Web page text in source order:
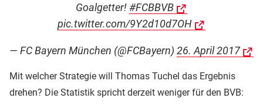
Goalgetter!#FCBBVB
pic.twitter.com/9Y2d10d7OH
— FC Bayern München (@FCBayern) 26. April 2017
Mit welcher Strategie will Thomas Tuchel das Ergebnis
drehen? Die Statistik spricht derzeit weniger für den BVB: